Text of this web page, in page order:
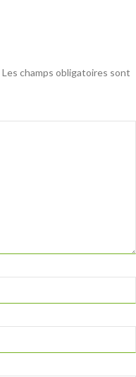
Les champs obligatoires sont